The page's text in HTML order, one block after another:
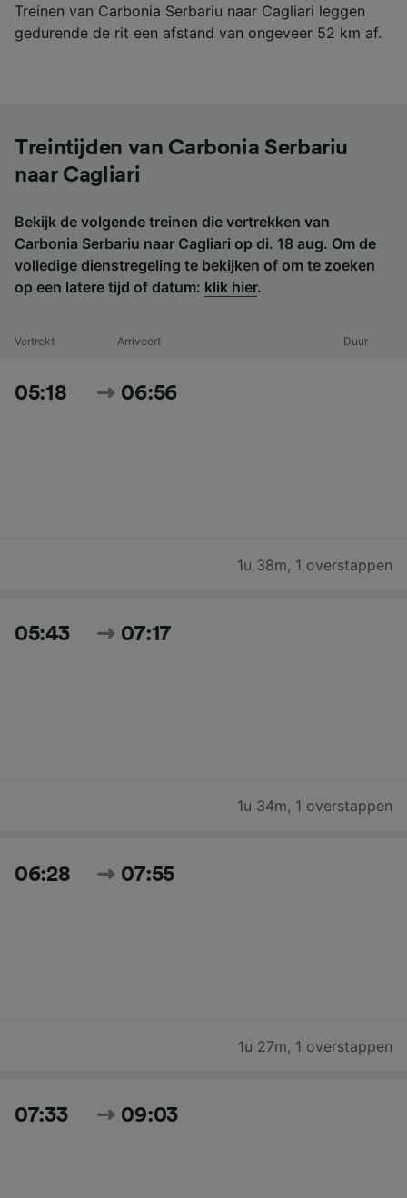
Treinen van Carbonia Serbariu naar Cagliari leggen
gedurende de rit een afstand van ongeveer 52 km af.
Treintijden van Carbonia Serbariu
naar Cagliari
Bekijk de volgende treinen die vertrekken van
Carbonia Serbariu naar Cagliari op di. 18 aug. Om de
volledige dienstregeling te bekijken of om te zoeken
op een latere tijd of datum: klik hier.
Vertrekt Arriveert Duur
05:18 06:56
1u 38m, 1 overstappen
05:43 07:17
1u 34m, 1 overstappen
06:28 07:55
1u 27m, 1 overstappen
07:33 09:03